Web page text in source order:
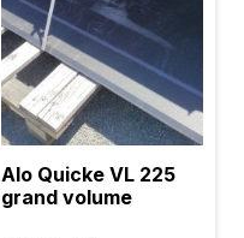
Alo Quicke VL 225
grand volume